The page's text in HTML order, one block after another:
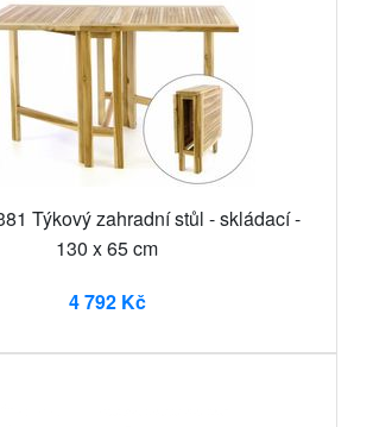
Týkový zahradní stůl - skládací -
130 x 65 cm
4 792 Kč